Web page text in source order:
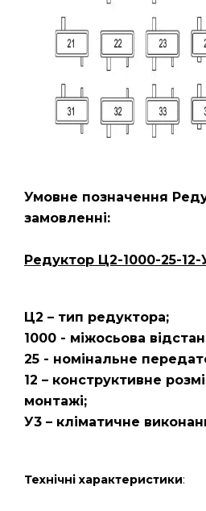
Умовне позначення
замовленні:
Редуктор Ц2-1000-25-12-
Ц2 – тип редуктора;
1000 - міжосьова
25 - номінальне
12 – конструктивне
монтажі;
У3 – кліматичне
Технічні характеристики: